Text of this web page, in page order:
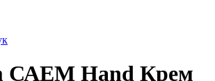
САЕМ Hand Крем